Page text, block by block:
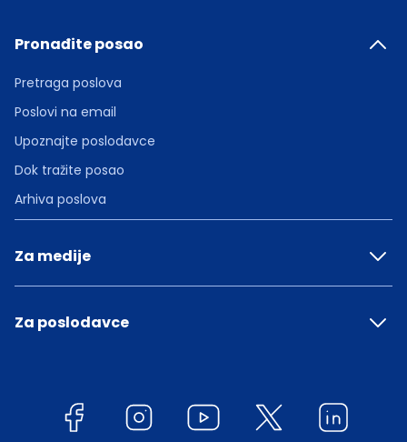
Pronađite posao
Pretraga poslova
Poslovi na email
Upoznajte poslodavce
Dok tražite posao
Arhiva poslova
Za medije
Za poslodavce